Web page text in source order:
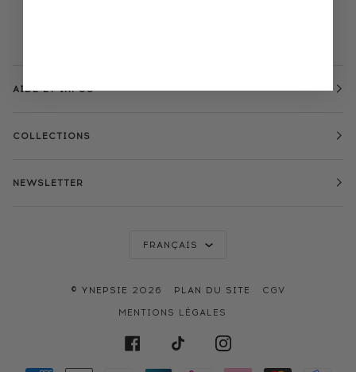
AIDE ET INFOS
COLLECTIONS
NEWSLETTER
FRANÇAIS
© YNEPSIE 2026 PLAN DU SITE
CGV
MENTIONS LÉGALES
FACEBOOKTIKTOK INSTAGRAM